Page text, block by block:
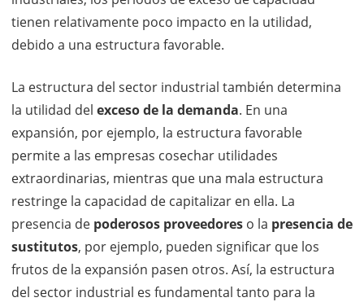
tienen relativamente poco impacto en la utilidad,
debido a una estructura favorable.
La estructura del sector industrial también determina
la utilidad del exceso de la demanda. En una
expansión, por ejemplo, la estructura favorable
permite a las empresas cosechar utilidades
extraordinarias, mientras que una mala estructura
restringe la capacidad de capitalizar en ella. La
presencia de poderosos proveedores o la presencia de
sustitutos, por ejemplo, pueden significar que los
frutos de la expansión pasen otros. Así, la estructura
del sector industrial es fundamental tanto para la